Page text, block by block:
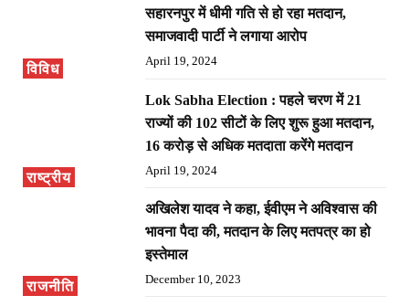
विविध
सहारनपुर में धीमी गति से हो रहा मतदान,
समाजवादी पार्टी ने लगाया आरोप
April 19, 2024
राष्ट्रीय
Lok Sabha Election : पहले चरण में 21
राज्यों की 102 सीटों के लिए शुरू हुआ मतदान,
16 करोड़ से अधिक मतदाता करेंगे मतदान
April 19, 2024
राजनीति
अखिलेश यादव ने कहा, ईवीएम ने अविश्वास की
भावना पैदा की, मतदान के लिए मतपत्र का हो
इस्तेमाल
December 10, 2023